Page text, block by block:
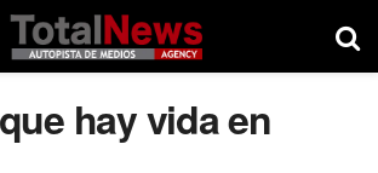
hay vida en